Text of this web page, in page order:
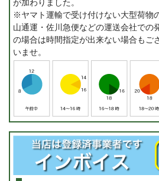
が加わりました。
※ヤマト運輸で受け付けない大型荷物
山通運・佐川急便などの運送会社での
の場合は時間指定が出来ない場合もご
いませ。